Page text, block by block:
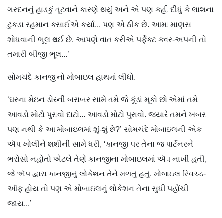
ગરદનનું હાડકું તૂટવાને કારણે થયું અને એ પણ કહી દીધું કે લાશના
ટુકડા રહમાન કસાઈએ કર્યા... પણ એ ઠીક છે. આમાં માણસ
શોધવાની ભૂલ થઈ છે. આપણે વાત કરીએ પર્ફેક્ટ કવર-અપની તો
તમારી બીજી ભૂલ...’
સોમચંદે કાનજીનો મોબાઇલ હાથમાં લીધો.
‘ઘરના મેઇન ડોરની બરાબર સામે તમે જે કૂંડાં મૂકો છો એમાં તમે
આવડો મોટો પુરાવો દાટો... આવડો મોટો પુરાવો. જ્યારે તમને ખબર
પણ નથી કે આ મોબાઇલમાં શું-શું છે?’ સોમચંદે મોબાઇલની એક
ઍપ ખોલીને શશીની સામે ધરી, ‘કાનજી પર તેના જ પાર્ટનરને
ભરોસો નહોતો એટલે તેણે કાનજીના મોબાઇલમાં ઍપ નાખી હતી,
જે ઍપ દ્વારા કાનજીનું લોકેશન તેને મળતું હતું. મોબાઇલ સ્વિચ્ડ-
ઑફ હોય તો પણ એ મોબાઇલનું લોકેશન તેના સુધી પહોંચી
જાય...’